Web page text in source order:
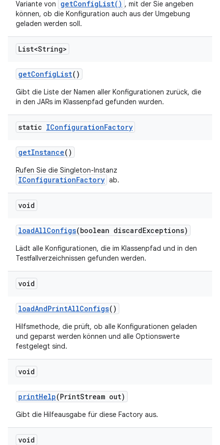
Variante von getConfigList() , mit der Sie angeben
können, ob die Konfiguration auch aus der Umgebung
geladen werden soll.
List<String>
getConfigList()
Gibt die Liste der Namen aller Konfigurationen zurück, die
in den JARs im Klassenpfad gefunden wurden.
static IConfigurationFactory
getInstance()
Rufen Sie die Singleton-Instanz
IConfigurationFactory ab.
void
loadAllConfigs(boolean discardExceptions)
Lädt alle Konfigurationen, die im Klassenpfad und in den
Testfallverzeichnissen gefunden werden.
void
loadAndPrintAllConfigs()
Hilfsmethode, die prüft, ob alle Konfigurationen geladen
und geparst werden können und alle Optionswerte
festgelegt sind.
void
printHelp(PrintStream out)
Gibt die Hilfeausgabe für diese Factory aus.
void